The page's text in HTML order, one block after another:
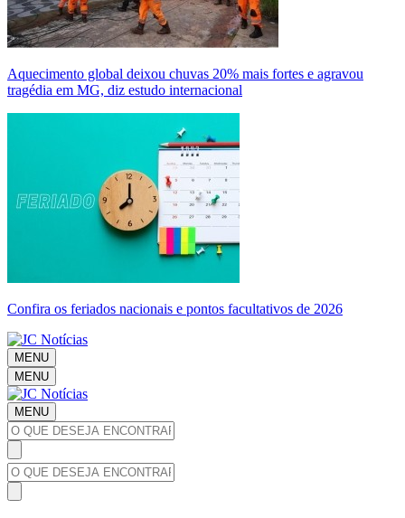
Aquecimento global deixou chuvas 20% mais fortes e agravou
tragédia em MG, diz estudo internacional
Confira os feriados nacionais e pontos facultativos de 2026
MENU
MENU
MENU